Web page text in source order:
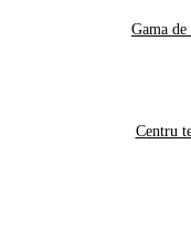
Gama de
Centru